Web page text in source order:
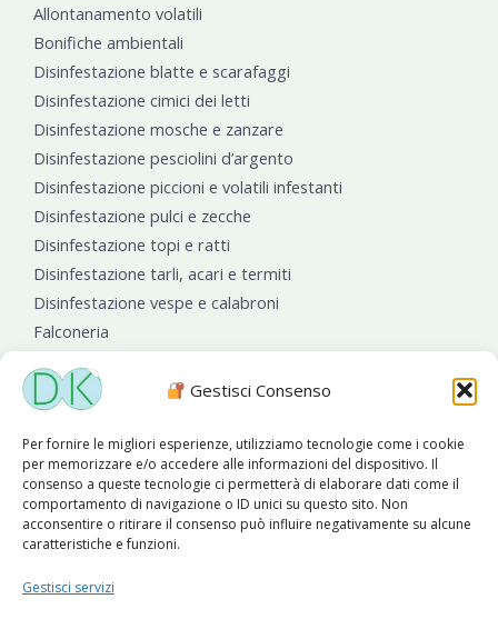
Gestisci Consenso
Per fornire le migliori esperienze, utilizziamo tecnologie come i cookie
per memorizzare e/o accedere alle informazioni del dispositivo. Il
consenso a queste tecnologie ci permetterà di elaborare dati come il
comportamento di navigazione o ID unici su questo sito. Non
acconsentire o ritirare il consenso può influire negativamente su alcune
caratteristiche e funzioni.
Gestisci servizi
Allontanamento volatili
Bonifiche ambientali
Disinfestazione blatte e scarafaggi
Disinfestazione cimici dei letti
Disinfestazione mosche e zanzare
Disinfestazione pesciolini d’argento
Disinfestazione piccioni e volatili infestanti
Disinfestazione pulci e zecche
Disinfestazione topi e ratti
Disinfestazione tarli, acari e termiti
Disinfestazione vespe e calabroni
Falconeria